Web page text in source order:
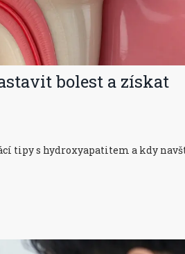
bolest a získat
tipy s hydroxyapatitem a kdy